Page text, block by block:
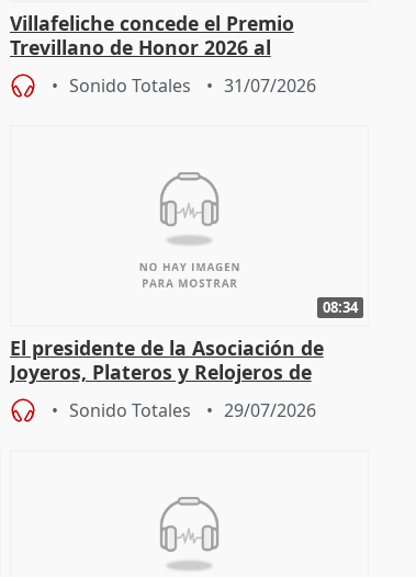
Villafeliche concede el Premio
Trevillano de Honor 2026 al
periodista Xabier Fortes
Sonido Totales 31/07/2026
08:34
El presidente de la Asociación de
Joyeros, Plateros y Relojeros de
Córdoba celebra la IGP
Sonido Totales 29/07/2026